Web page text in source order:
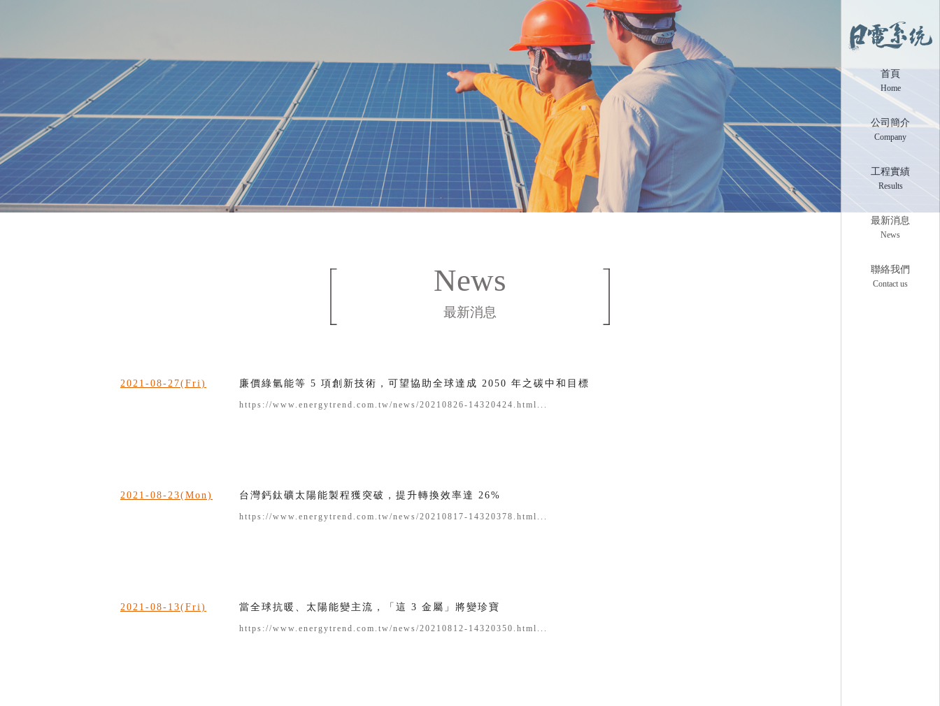
首頁
Home
公司簡介
Company
工程實績
Results
最新消息
News
聯絡我們
Contact us
News
最新消息
2021-08-27(Fri) 廉價綠氫能等 5 項創新技術，可望協助全球達成 2050 年之碳中和目標
https://www.energytrend.com.tw/news/20210826-14320424.html...
2021-08-23(Mon) 台灣鈣鈦礦太陽能製程獲突破，提升轉換效率達 26%
https://www.energytrend.com.tw/news/20210817-14320378.html...
2021-08-13(Fri) 當全球抗暖、太陽能變主流，「這 3 金屬」將變珍寶
https://www.energytrend.com.tw/news/20210812-14320350.html...